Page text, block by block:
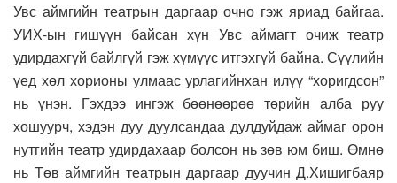
Увс аймгийн театрын даргаар очно гэж яриад байгаа.
УИХ-ын гишүүн байсан хүн Увс аймагт очиж театр
удирдахгүй байлгүй гэж хүмүүс итгэхгүй байна. Сүүлийн
үед хөл хорионы улмаас урлагийнхан илүү “хоригдсон”
нь үнэн. Гэхдээ ингэж бөөнөөрөө төрийн алба руу
хошуурч, хэдэн дуу дуулсандаа дулдуйдаж аймаг орон
нутгийн театр удирдахаар болсон нь зөв юм биш. Өмнө
нь Төв аймгийн театрын даргаар дуучин Д.Хишигбаяр